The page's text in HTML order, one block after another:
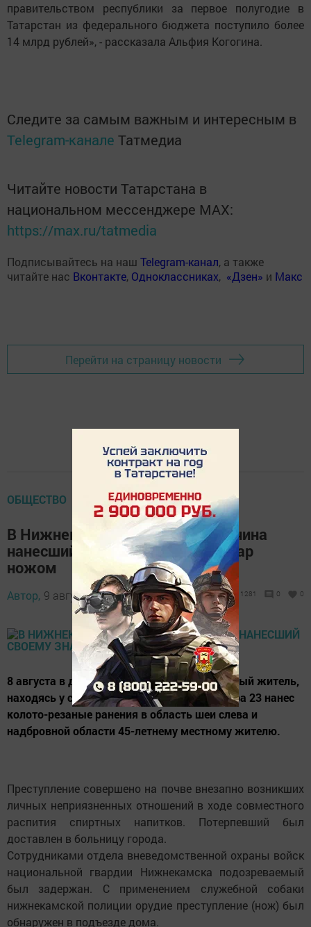
правительством республики за первое полугодие в
Татарстан из федерального бюджета поступило более
14 млрд рублей», - рассказала Альфия Когогина.
Следите за самым важным и интересным в
Telegram-канале Татмедиа
Читайте новости Татарстана в
национальном мессенджере MАХ:
https://max.ru/tatmedia
Подписывайтесь на наш Telegram-канал, а также
читайте нас Вконтакте, Одноклассниках, «Дзен» и Макс
Перейти на страницу новости
ОБЩЕСТВО
В Нижнекамске задержан мужчина
нанесший своему знакомому удар
ножом
Автор, 9 августа 2017 - 14:00 1281 0 0
8 августа в дневное время, 50-летний местный житель,
находясь у себя квартире по адресу пр. Мира 23 нанес
колото-резаные ранения в область шеи слева и
надбровной области 45-летнему местному жителю.
Преступление совершено на почве внезапно возникших
личных неприязненных отношений в ходе совместного
распития спиртных напитков. Потерпевший был
доставлен в больницу города.
Сотрудниками отдела вневедомственной охраны войск
национальной гвардии Нижнекамска подозреваемый
был задержан. С применением служебной собаки
нижнекамской полиции орудие преступление (нож) был
обнаружен в подъезде дома.